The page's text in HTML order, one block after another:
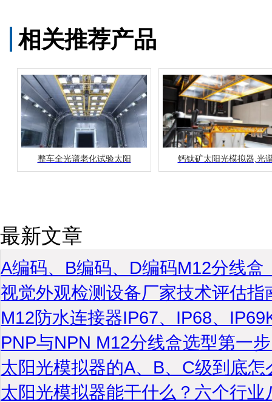
相关推荐产品
整车全光谱老化试验太阳 钙钛矿太阳光模拟器,光
最新文章
A编码、B编码、D编码M12分线盒
视觉外观检测设备厂家技术评估指
M12防水连接器IP67、IP68、
PNP与NPN M12分线盒选型第一
太阳光模拟器的A、B、C级到底怎
太阳光模拟器能干什么？六个行业